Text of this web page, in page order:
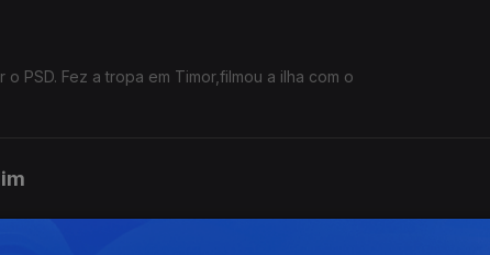
PSD. Fez a tropa em Timor,filmou a ilha com o
da Justiça uma legislatura inteira no primeiro